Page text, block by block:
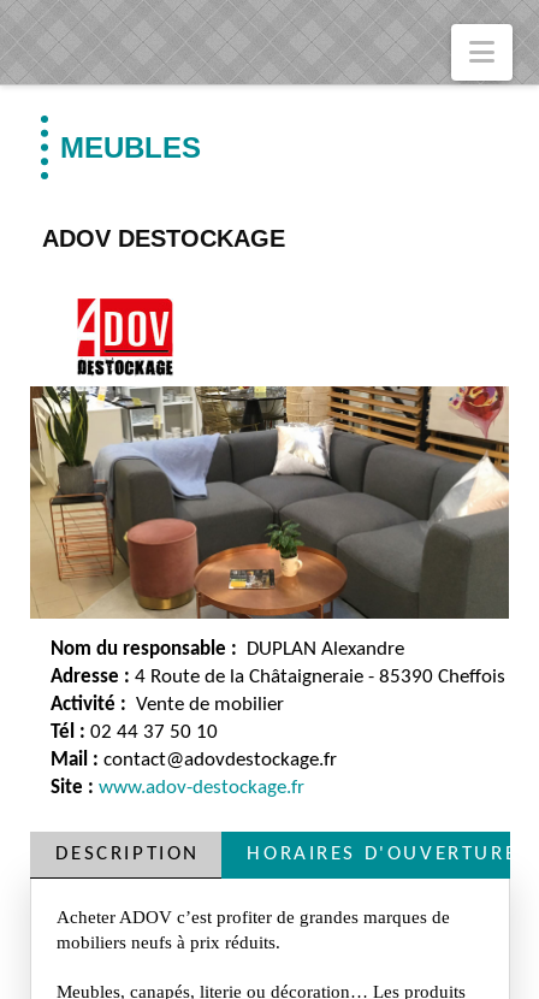
MEUBLES
ADOV DESTOCKAGE
Nom du responsable :
DUPLAN Alexandre
Adresse : 4 Route de la Châtaigneraie - 85390 Cheffois
Activité : Vente de mobilier
Tél : 02 44 37 50 10
Mail :contact@adovdestockage.fr
Site : www.adov-destockage.fr
DESCRIPTION HORAIRES D'OUVERTURE
Acheter ADOV c’est profiter de grandes marques de
mobiliers neufs à prix réduits.
Meubles, canapés, literie ou décoration… Les produits